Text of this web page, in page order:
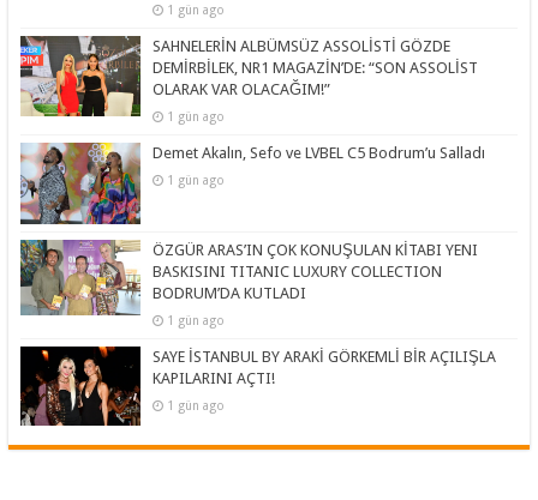
1 gün ago
SAHNELERİN ALBÜMSÜZ ASSOLİSTİ GÖZDE
DEMİRBİLEK, NR1 MAGAZİN’DE: “SON ASSOLİST
OLARAK VAR OLACAĞIM!”
1 gün ago
Demet Akalın, Sefo ve LVBEL C5 Bodrum’u Salladı
1 gün ago
ÖZGÜR ARAS’IN ÇOK KONUŞULAN KİTABI YENI
BASKISINI TITANIC LUXURY COLLECTION
BODRUM’DA KUTLADI
1 gün ago
SAYE İSTANBUL BY ARAKİ GÖRKEMLİ BİR AÇILIŞLA
KAPILARINI AÇTI!
1 gün ago